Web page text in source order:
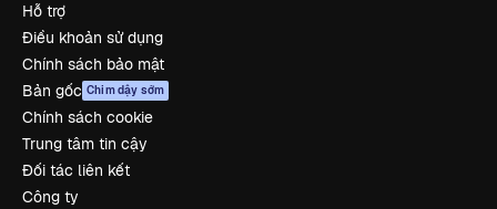
Hỗ trợ
Điều khoản sử dụng
Chính sách bảo mật
Bản gốc Chim dậy sớm
Chính sách cookie
Trung tâm tin cậy
Đối tác liên kết
Công ty